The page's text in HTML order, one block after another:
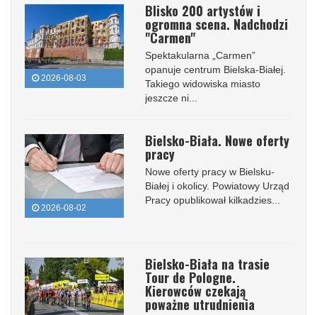
2026-08-03
Blisko 200 artystów i
ogromna scena. Nadchodzi
"Carmen"
Spektakularna „Carmen”
opanuje centrum Bielska-Białej.
Takiego widowiska miasto
jeszcze ni...
2026-08-02
Bielsko-Biała. Nowe oferty
pracy
Nowe oferty pracy w Bielsku-
Białej i okolicy. Powiatowy Urząd
Pracy opublikował kilkadzies...
Bielsko-Biała na trasie
Tour de Pologne.
Kierowców czekają
poważne utrudnienia